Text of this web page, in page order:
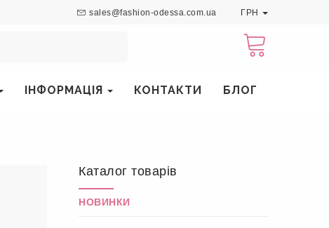
sales@fashion-odessa.com.ua ГРН
ІНФОРМАЦІЯ КОНТАКТИ БЛОГ
Каталог товарів
НОВИНКИ